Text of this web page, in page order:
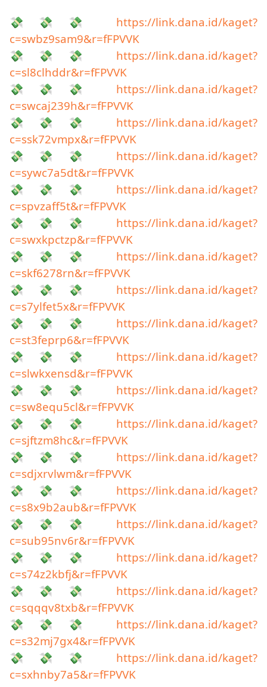
💸💸💸
https://link.dana.id/kaget?
c=swbz9sam9&r=fFPVVK
💸💸💸
https://link.dana.id/kaget?
c=sl8clhddr&r=fFPVVK
💸💸💸
https://link.dana.id/kaget?
c=swcaj239h&r=fFPVVK
💸💸💸
https://link.dana.id/kaget?
c=ssk72vmpx&r=fFPVVK
💸💸💸
https://link.dana.id/kaget?
c=sywc7a5dt&r=fFPVVK
💸💸💸
https://link.dana.id/kaget?
c=spvzaff5t&r=fFPVVK
💸💸💸
https://link.dana.id/kaget?
c=swxkpctzp&r=fFPVVK
💸💸💸
https://link.dana.id/kaget?
c=skf6278rn&r=fFPVVK
💸💸💸
https://link.dana.id/kaget?
c=s7ylfet5x&r=fFPVVK
💸💸💸
https://link.dana.id/kaget?
c=st3feprp6&r=fFPVVK
💸💸💸
https://link.dana.id/kaget?
c=slwkxensd&r=fFPVVK
💸💸💸
https://link.dana.id/kaget?
c=sw8equ5cl&r=fFPVVK
💸💸💸
https://link.dana.id/kaget?
c=sjftzm8hc&r=fFPVVK
💸💸💸
https://link.dana.id/kaget?
c=sdjxrvlwm&r=fFPVVK
💸💸💸
https://link.dana.id/kaget?
c=s8x9b2aub&r=fFPVVK
💸💸💸
https://link.dana.id/kaget?
c=sub95nv6r&r=fFPVVK
💸💸💸
https://link.dana.id/kaget?
c=s74z2kbfj&r=fFPVVK
💸💸💸
https://link.dana.id/kaget?
c=sqqqv8txb&r=fFPVVK
💸💸💸
https://link.dana.id/kaget?
c=s32mj7gx4&r=fFPVVK
💸💸💸
https://link.dana.id/kaget?
c=sxhnby7a5&r=fFPVVK